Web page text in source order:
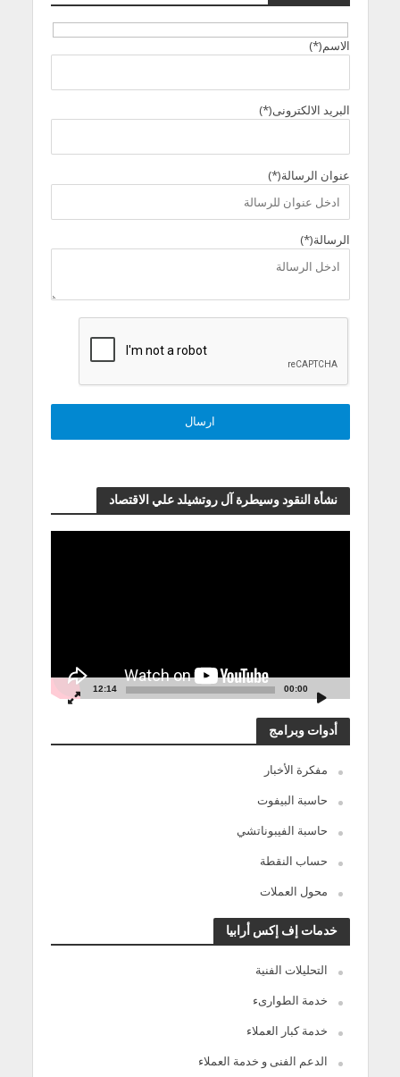
الاسم(*)
البريد الالكترونى(*)
عنوان الرسالة(*)
الرسالة(*)
نشأة النقود وسيطرة آل روتشيلد علي الاقتصاد
00:00
12:14
أدوات وبرامج
مفكرة الأخبار
حاسبة البيفوت
حاسبة الفيبوناتشي
حساب النقطة
محول العملات
خدمات إف إكس أرابيا
التحليلات الفنية
خدمة الطوارىء
خدمة كبار العملاء
الدعم الفنى و خدمة العملاء